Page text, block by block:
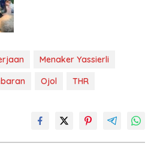
Menaker Yassierli
Ojol THR